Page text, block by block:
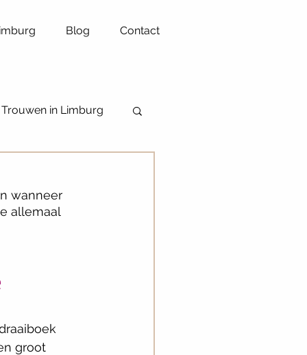
Blog Contact
Trouwen in Limburg
wanneer
allemaal
groot